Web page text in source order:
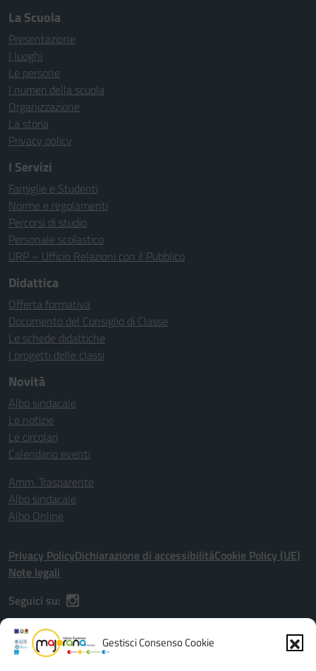
Gestisci Consenso Cookie
La Scuola
Presentazione
I luoghi
Le persone
I numeri della scuola
Organizzazione
La storia
Privacy policy
I Servizi
Famiglie e Studenti
Norme e regolamenti
Percorsi di studio
Personale scolastico
URP – Ufficio Relazioni con il Pubblico
Didattica
Offerta formativa
Documento del Consiglio di Classe
Le schede didattiche
I progetti delle classi
Novità
Albo sindacale
Le notizie
Le circolari
Calendario eventi
Amm. Trasparente
Albo sindacale
Albo Online
Privacy PolicyDichiarazione di accessibilitàCookie Policy (UE)
Note legali
Seguici su:
Indirizzo:Via G. Astorino, 56, Palermo (PA), 90146 - Viale dell'Olimpo,
20/22, Palermo (PA), 90149